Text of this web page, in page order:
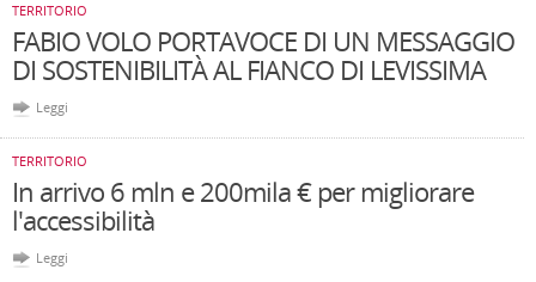
TERRITORIO
FABIO VOLO PORTAVOCE DI UN MESSAGGIO
DI SOSTENIBILITÀ AL FIANCO DI LEVISSIMA
Leggi
TERRITORIO
In arrivo 6 mln e 200mila € per migliorare
l'accessibilità
Leggi